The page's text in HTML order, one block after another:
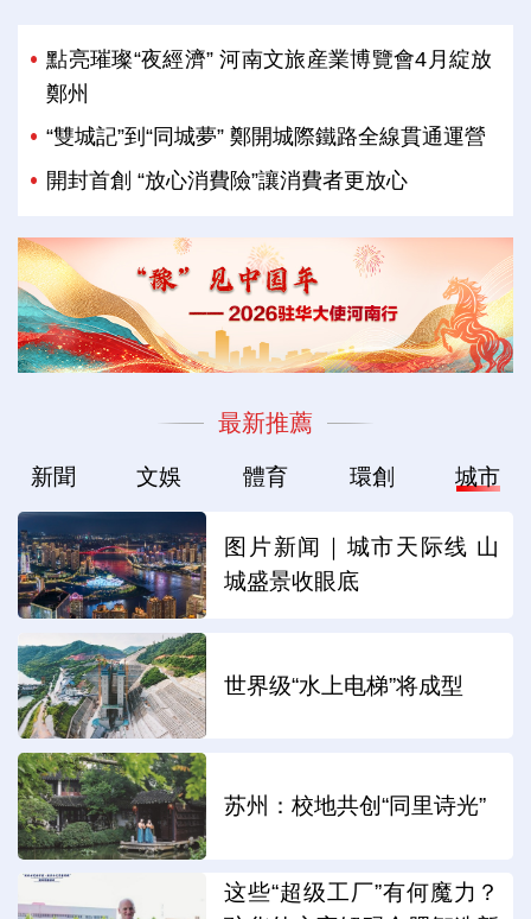
點亮璀璨“夜經濟” 河南文旅産業博覽會4月綻放
鄭州
“雙城記”到“同城夢” 鄭開城際鐵路全線貫通運營
開封首創 “放心消費險”讓消費者更放心
最新推薦
新聞 文娛 體育 環創 城市
图片新闻｜城市天际线 山
城盛景收眼底
世界级“水上电梯”将成型
苏州：校地共创“同里诗光”
这些“超级工厂”有何魔力？